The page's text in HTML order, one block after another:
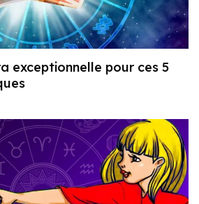
exceptionnelle pour ces 5